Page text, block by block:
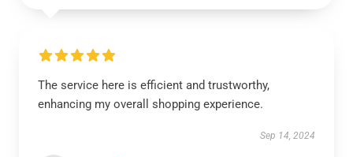
The service here is efficient and trustworthy,
enhancing my overall shopping experience.
Sep 14, 2024